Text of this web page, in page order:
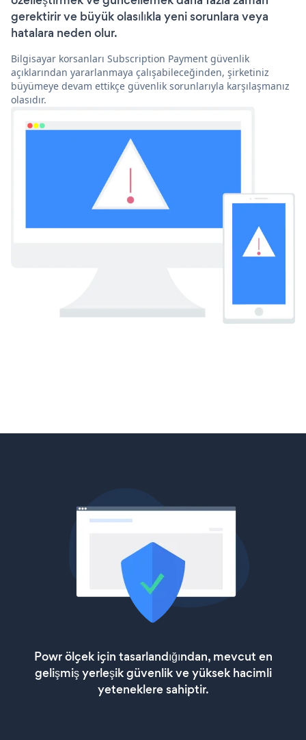
gerektirir ve büyük olasılıkla yeni sorunlara veya
hatalara neden olur.
Bilgisayar korsanları Subscription Payment güvenlik
açıklarından yararlanmaya çalışabileceğinden, şirketiniz
büyümeye devam ettikçe güvenlik sorunlarıyla karşılaşmanız
olasıdır.
Powr ölçek için tasarlandığından, mevcut en
gelişmiş yerleşik güvenlik ve yüksek hacimli
yeteneklere sahiptir.